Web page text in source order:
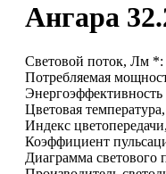
Ангара
Световой поток, Лм *:
Потребляемая
Цветовая
Индекс
Коэффициент
Диаграмма светового